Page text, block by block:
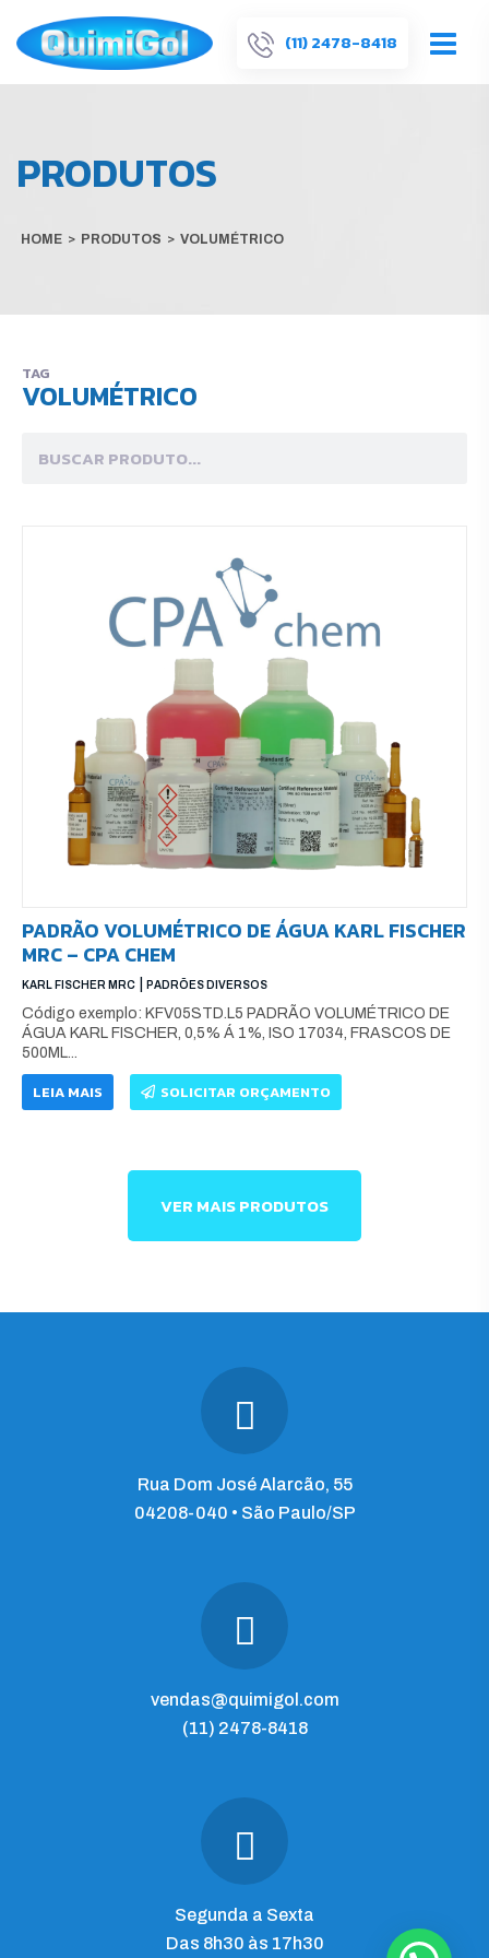
(11) 2478-8418
PRODUTOS
HOME > PRODUTOS > VOLUMÉTRICO
TAG
VOLUMÉTRICO
PADRÃO VOLUMÉTRICO DE ÁGUA KARL FISCHER
MRC – CPA CHEM
KARL FISCHER MRC PADRÕES DIVERSOS
Código exemplo: KFV05STD.L5 PADRÃO VOLUMÉTRICO DE
ÁGUA KARL FISCHER, 0,5% Á 1%, ISO 17034, FRASCOS DE
500ML...
LEIA MAIS SOLICITAR ORÇAMENTO
VER MAIS PRODUTOS
Rua Dom José Alarcão, 55
04208-040 • São Paulo/SP
vendas@quimigol.com
(11) 2478-8418
Segunda a Sexta
Das 8h30 às 17h30